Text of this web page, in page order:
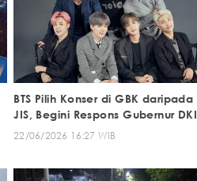
BTS Pilih Konser di GBK daripada
JIS, Begini Respons Gubernur DKI
22/06/2026 16:27 WIB